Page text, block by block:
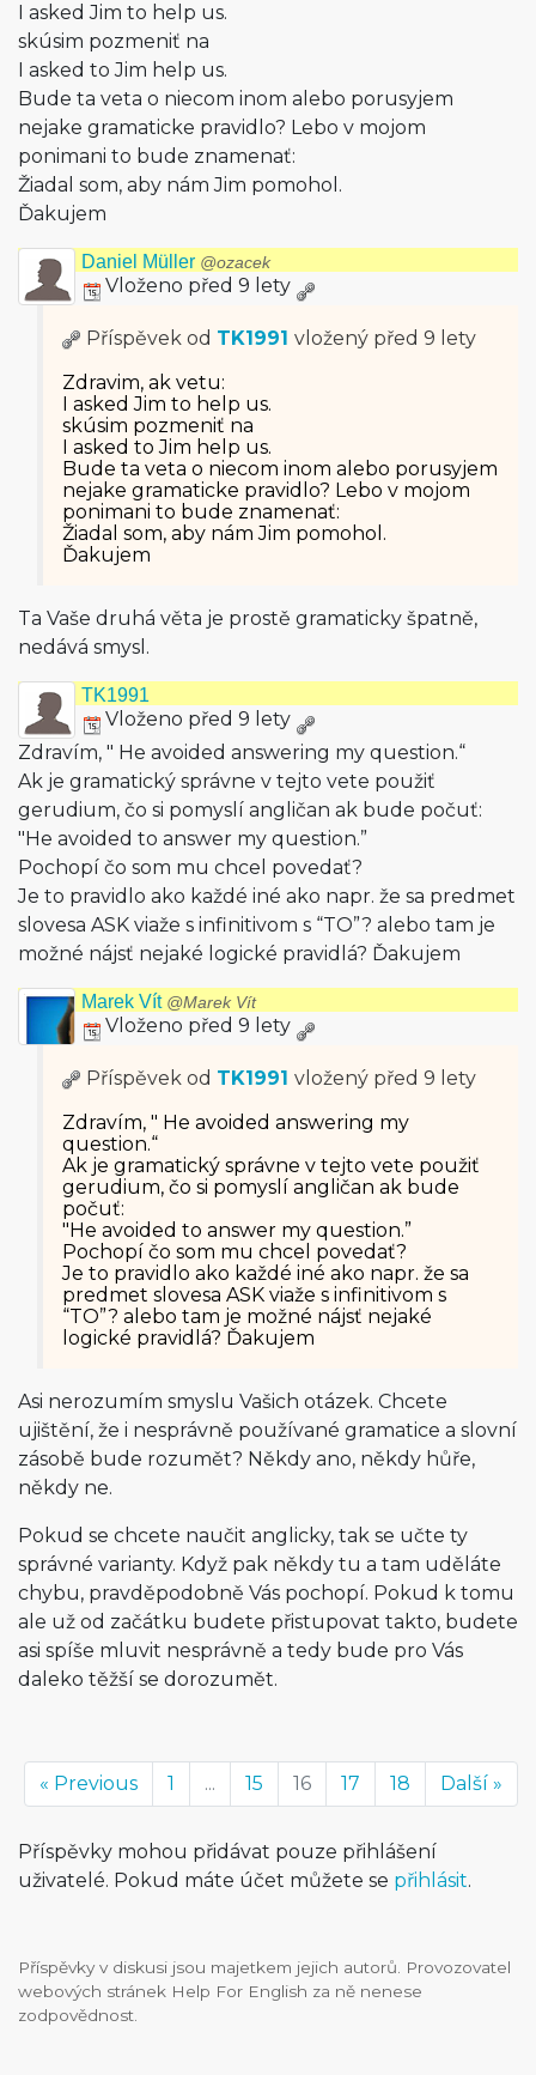
I asked Jim to help us.
skúsim pozmeniť na
I asked to Jim help us.
Bude ta veta o niecom inom alebo porusyjem
nejake gramaticke pravidlo? Lebo v mojom
ponimani to bude znamenať:
Žiadal som, aby nám Jim pomohol.
Ďakujem
Daniel Müller @ozacek
Vloženo před 9 lety
Příspěvek od TK1991 vložený před 9 lety
Zdravim, ak vetu:
I asked Jim to help us.
skúsim pozmeniť na
I asked to Jim help us.
Bude ta veta o niecom inom alebo porusyjem
nejake gramaticke pravidlo? Lebo v mojom
ponimani to bude znamenať:
Žiadal som, aby nám Jim pomohol.
Ďakujem
Ta Vaše druhá věta je prostě gramaticky špatně,
nedává smysl.
TK1991
Vloženo před 9 lety
Zdravím, " He avoided answering my question.“
Ak je gramatický správne v tejto vete použiť
gerudium, čo si pomyslí angličan ak bude počuť:
"He avoided to answer my question.”
Pochopí čo som mu chcel povedať?
Je to pravidlo ako každé iné ako napr. že sa predmet
slovesa ASK viaže s infinitivom s “TO”? alebo tam je
možné nájsť nejaké logické pravidlá? Ďakujem
Marek Vít @Marek Vít
Vloženo před 9 lety
Příspěvek od TK1991 vložený před 9 lety
Zdravím, " He avoided answering my
question.“
Ak je gramatický správne v tejto vete použiť
gerudium, čo si pomyslí angličan ak bude
počuť:
"He avoided to answer my question.”
Pochopí čo som mu chcel povedať?
Je to pravidlo ako každé iné ako napr. že sa
predmet slovesa ASK viaže s infinitivom s
“TO”? alebo tam je možné nájsť nejaké
logické pravidlá? Ďakujem
Asi nerozumím smyslu Vašich otázek. Chcete
ujištění, že i nesprávně používané gramatice a slovní
zásobě bude rozumět? Někdy ano, někdy hůře,
někdy ne.
Pokud se chcete naučit anglicky, tak se učte ty
správné varianty. Když pak někdy tu a tam uděláte
chybu, pravděpodobně Vás pochopí. Pokud k tomu
ale už od začátku budete přistupovat takto, budete
asi spíše mluvit nesprávně a tedy bude pro Vás
daleko těžší se dorozumět.
« Previous 1 ... 15 16 17 18 Další »
Příspěvky mohou přidávat pouze přihlášení
uživatelé. Pokud máte účet můžete se přihlásit.
Příspěvky v diskusi jsou majetkem jejich autorů. Provozovatel
webových stránek Help For English za ně nenese
zodpovědnost.